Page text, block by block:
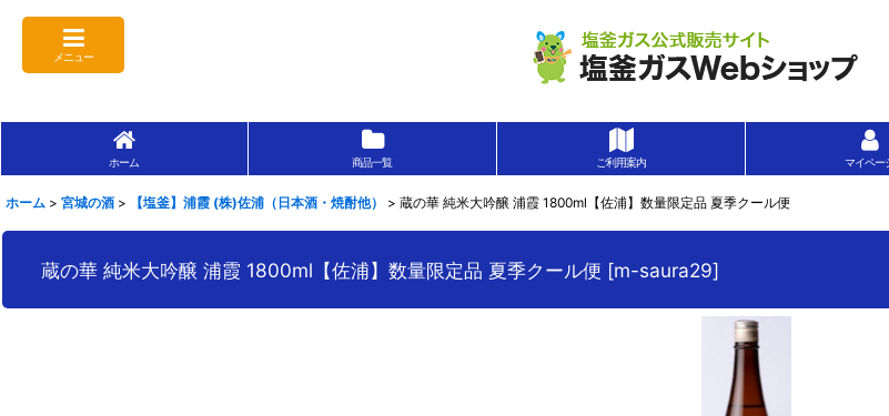
メニュー
ホーム 商品一覧 ご利用案内 マイペー
ホーム > 宮城の酒 > 【塩釜】浦霞 (株)佐浦（日本酒・焼酎他） > 蔵の華 純米大吟醸 浦霞 1800ml【佐浦】数量限定品 夏季クール便
蔵の華 純米大吟醸 浦霞 1800ml【佐浦】数量限定品 夏季クール便 [m-saura29]